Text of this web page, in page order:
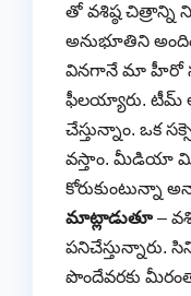
తో వశిష్ఠ చిత్రాన్ని
అనుభూతిని
వినగానే మా హీరో
ఫీలయ్యారు. టీమ్
చేస్తున్నాం. ఒక
వస్తాం. మీడియా
కోరుకుంటున్నా
మాట్లాడుతూ –
పనిచేస్తున్నారు.
పొందేవరకు